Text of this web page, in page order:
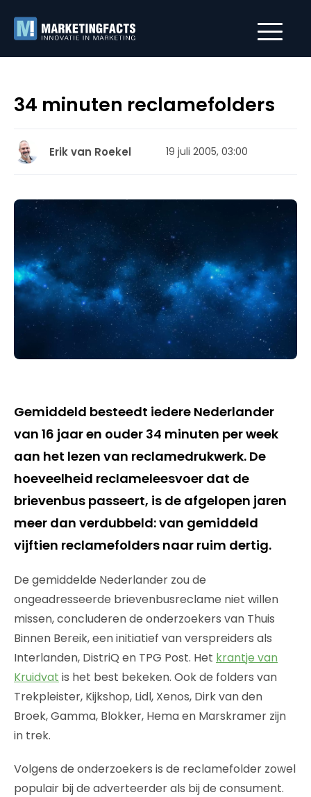
34 minuten reclamefolders
Erik van Roekel 19 juli 2005, 03:00
Gemiddeld besteedt iedere Nederlander
van 16 jaar en ouder 34 minuten per week
aan het lezen van reclamedrukwerk. De
hoeveelheid reclameleesvoer dat de
brievenbus passeert, is de afgelopen jaren
meer dan verdubbeld: van gemiddeld
vijftien reclamefolders naar ruim dertig.
De gemiddelde Nederlander zou de
ongeadresseerde brievenbusreclame niet willen
missen, concluderen de onderzoekers van Thuis
Binnen Bereik, een initiatief van verspreiders als
Interlanden, DistriQ en TPG Post. Het krantje van
Kruidvat is het best bekeken. Ook de folders van
Trekpleister, Kijkshop, Lidl, Xenos, Dirk van den
Broek, Gamma, Blokker, Hema en Marskramer zijn
in trek.
Volgens de onderzoekers is de reclamefolder zowel
populair bij de adverteerder als bij de consument.